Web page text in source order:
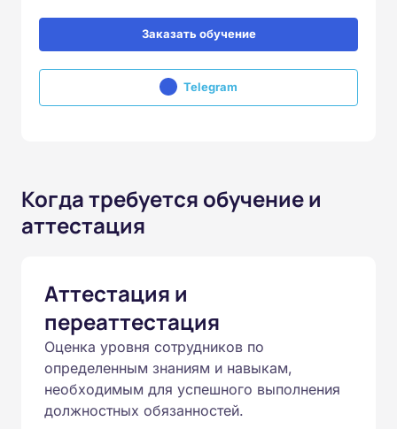
Заказать обучение
Telegram
Когда требуется обучение и
аттестация
Аттестация и
переаттестация
Оценка уровня сотрудников по
определенным знаниям и навыкам,
необходимым для успешного выполнения
должностных обязанностей.